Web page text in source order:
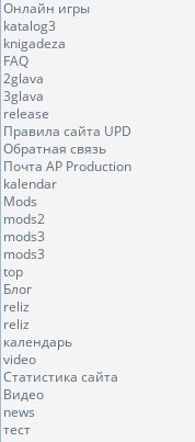
Онлайн игры
katalog3
knigadeza
FAQ
2glava
3glava
release
Правила сайта UPD
Обратная связь
Почта AP Production
kalendar
Mods
mods2
mods3
mods3
top
Блог
reliz
reliz
календарь
video
Статистика сайта
Видео
news
тест